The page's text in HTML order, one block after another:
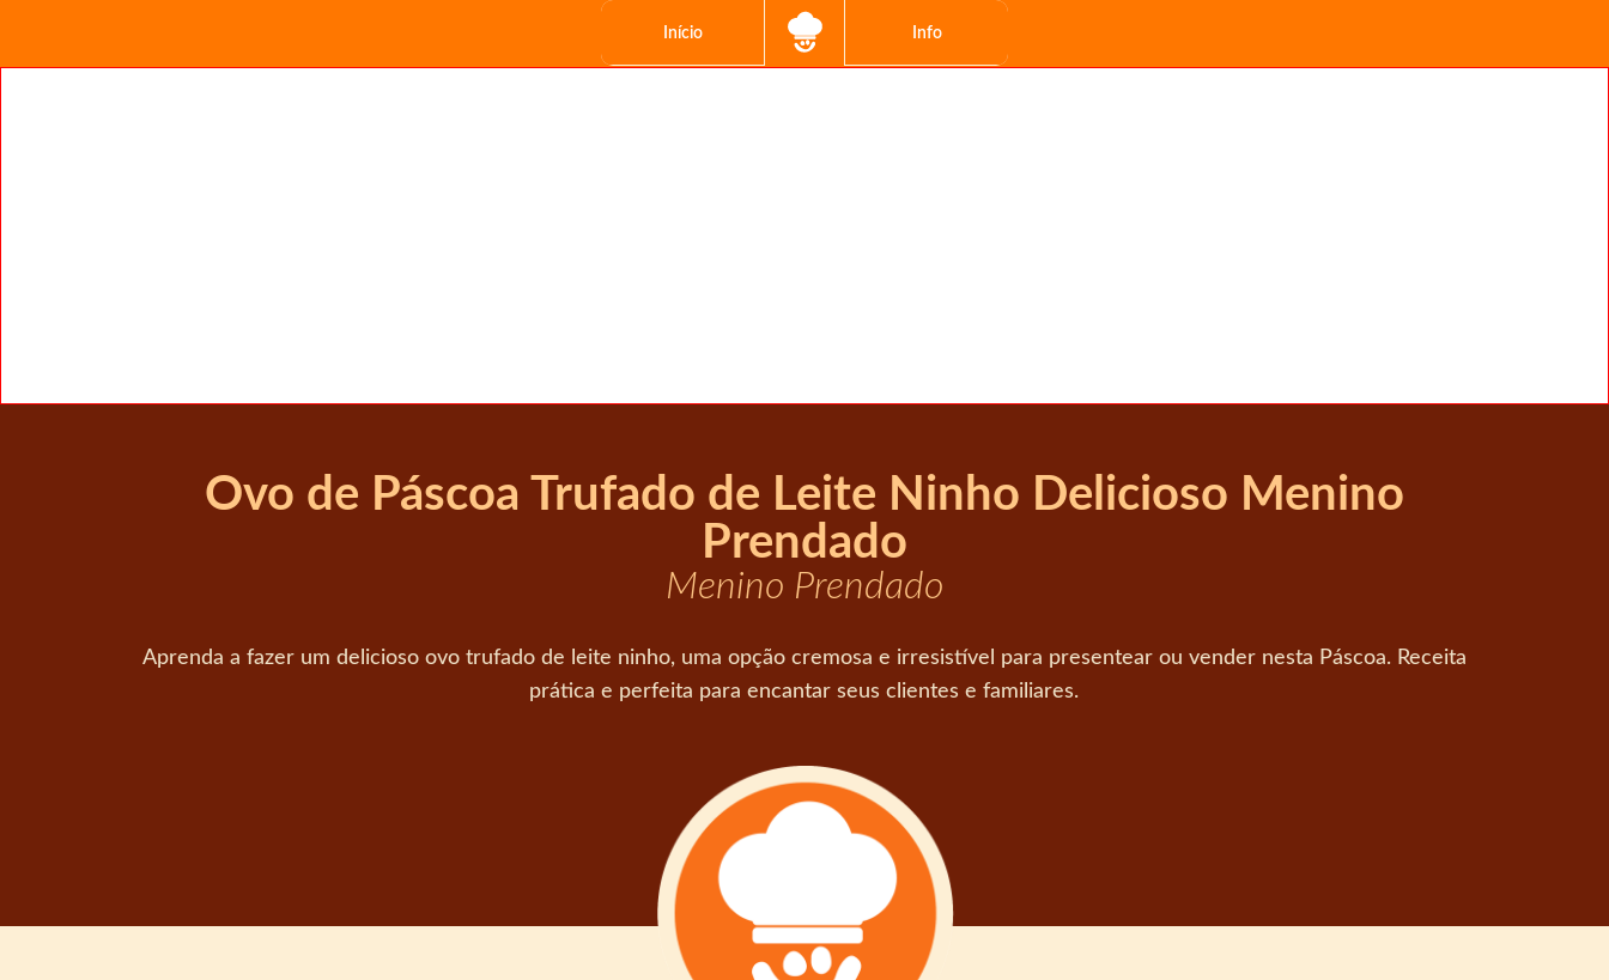
Início Info
Ovo de Páscoa Trufado de Leite Ninho Delicioso Menino
Prendado
Menino Prendado
Aprenda a fazer um delicioso ovo trufado de leite ninho, uma opção cremosa e irresistível para presentear ou vender nesta Páscoa. Receita
prática e perfeita para encantar seus clientes e familiares.